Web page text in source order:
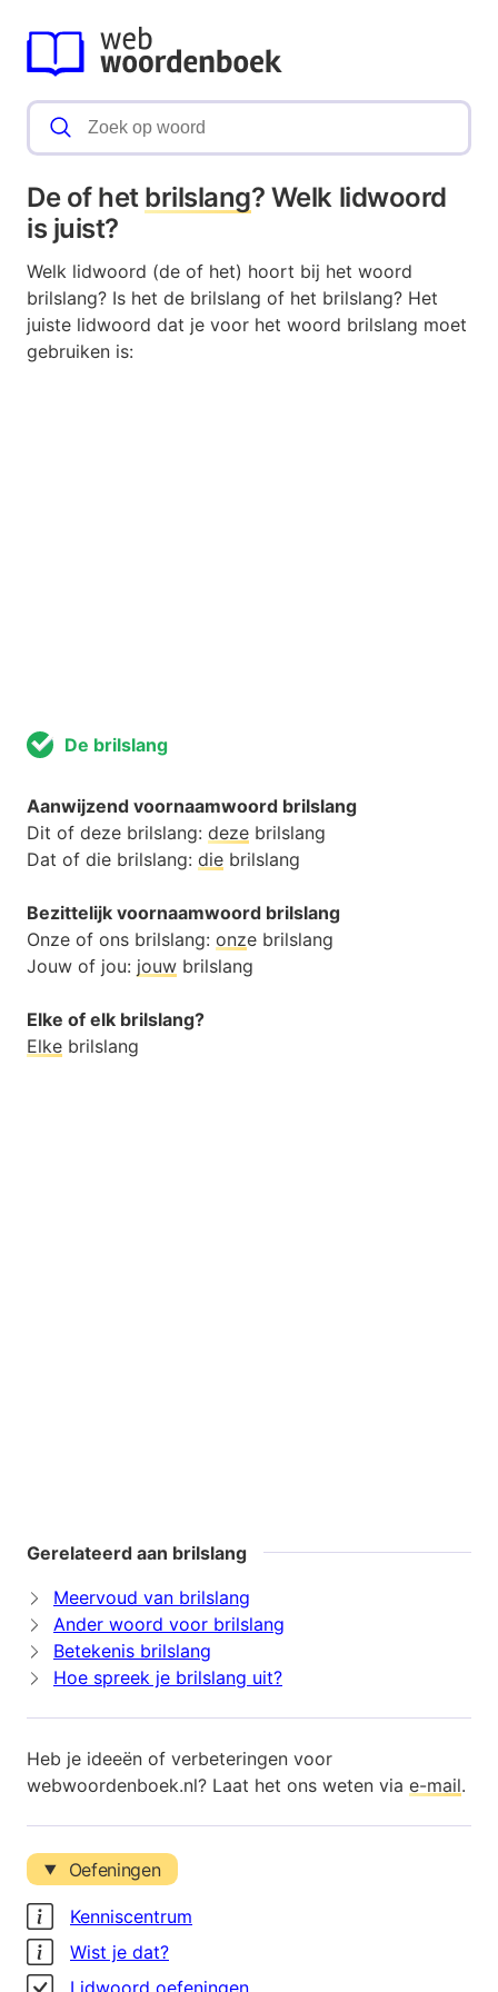
De of het brilslang? Welk lidwoord
is juist?
Welk lidwoord (de of het) hoort bij het woord
brilslang? Is het de brilslang of het brilslang? Het
juiste lidwoord dat je voor het woord brilslang moet
gebruiken is:
De brilslang
Aanwijzend voornaamwoord brilslang
Dit of deze brilslang: deze brilslang
Dat of die brilslang: die brilslang
Bezittelijk voornaamwoord brilslang
Onze of ons brilslang: onze brilslang
Jouw of jou: jouw brilslang
Elke of elk brilslang?
Elke brilslang
Gerelateerd aan brilslang
Meervoud van brilslang
Ander woord voor brilslang
Betekenis brilslang
Hoe spreek je brilslang uit?
Heb je ideeën of verbeteringen voor
webwoordenboek.nl? Laat het ons weten via e-mail.
Oefeningen
Kenniscentrum
Wist je dat?
Lidwoord oefeningen